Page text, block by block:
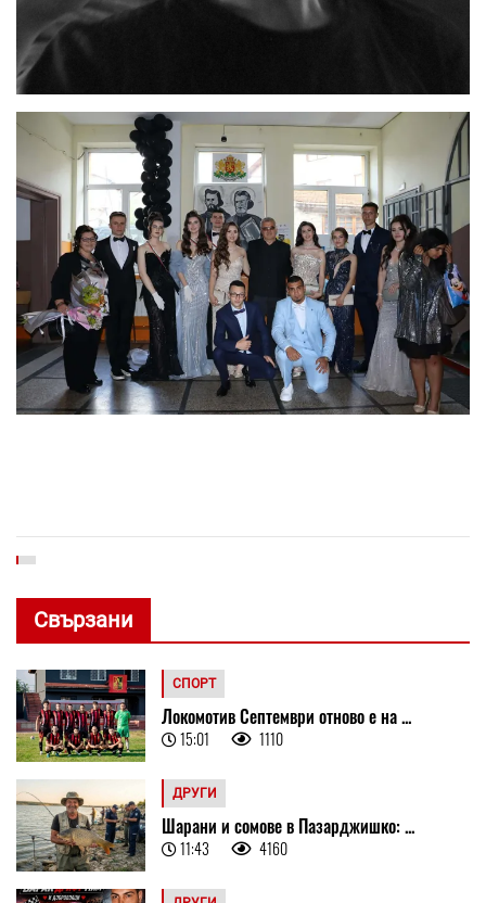
Свързани
СПОРТ
Локомотив Септември отново е на ...
15:01 1110
ДРУГИ
Шарани и сомове в Пазарджишко: ...
11:43 4160